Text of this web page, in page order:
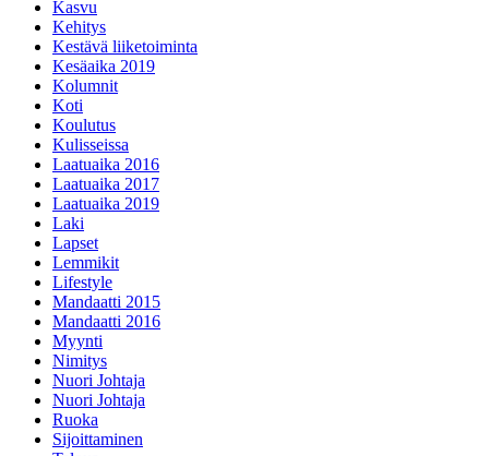
Kasvu
Kehitys
Kestävä liiketoiminta
Kesäaika 2019
Kolumnit
Koti
Koulutus
Kulisseissa
Laatuaika 2016
Laatuaika 2017
Laatuaika 2019
Laki
Lapset
Lemmikit
Lifestyle
Mandaatti 2015
Mandaatti 2016
Myynti
Nimitys
Nuori Johtaja
Nuori Johtaja
Ruoka
Sijoittaminen